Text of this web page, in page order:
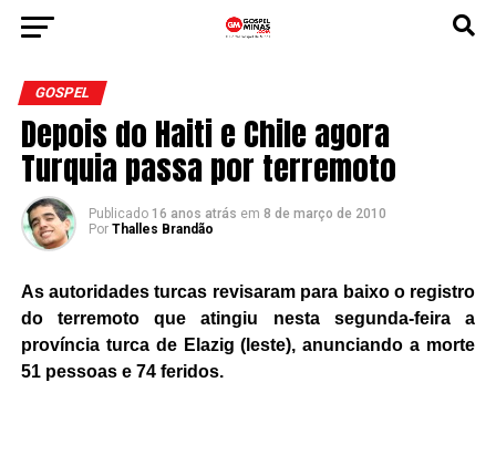
GOSPEL
Depois do Haiti e Chile agora
Turquia passa por terremoto
Publicado 16 anos atrás em 8 de março de 2010
Por Thalles Brandão
As autoridades turcas revisaram para baixo o registro
do terremoto que atingiu nesta segunda-feira a
província turca de Elazig (leste), anunciando a morte
51 pessoas e 74 feridos.